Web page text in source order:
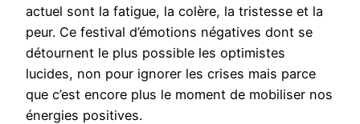
actuel sont la fatigue, la colère, la tristesse et la
peur. Ce festival d’émotions négatives dont se
détournent le plus possible les optimistes
lucides, non pour ignorer les crises mais parce
que c’est encore plus le moment de mobiliser nos
énergies positives.